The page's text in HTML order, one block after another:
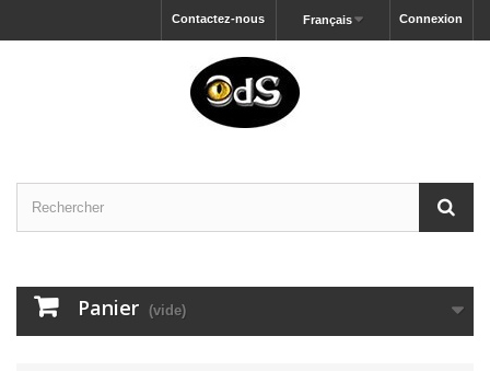
Connexion
Français
Contactez-nous
Panier (vide)